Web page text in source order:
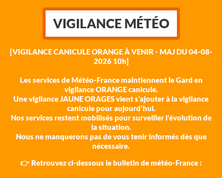
VIGILANCE MÉTÉO
[VIGILANCE CANICULE ORANGE À VENIR - MAJ DU 04-08-
2026 10h]
Les services de Météo-France maintiennent le Gard en
vigilance ORANGE canicule.
Une vigilance JAUNE ORAGES vient s'ajouter à la vigilance
canicule pour aujourd'hui.
Nos services restent mobilisés pour surveiller l'évolution de
la situation.
Nous ne manquerons pas de vous tenir informés dès que
nécessaire.
👉 Retrouvez ci-dessous le bulletin de météo-France :